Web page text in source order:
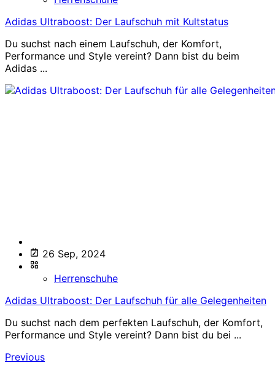
Adidas Ultraboost: Der Laufschuh mit Kultstatus
Du suchst nach einem Laufschuh, der Komfort,
Performance und Style vereint? Dann bist du beim
Adidas ...
26 Sep, 2024
Herrenschuhe
Adidas Ultraboost: Der Laufschuh für alle Gelegenheiten
Du suchst nach dem perfekten Laufschuh, der Komfort,
Performance und Style vereint? Dann bist du bei ...
Previous